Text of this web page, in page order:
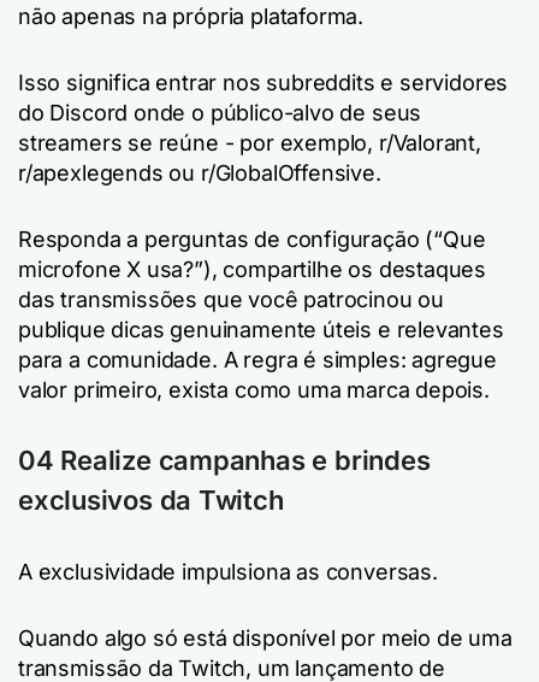
não apenas na própria plataforma.
Isso significa entrar nos subreddits e servidores
do Discord onde o público-alvo de seus
streamers se reúne - por exemplo, r/Valorant,
r/apexlegends ou r/GlobalOffensive.
Responda a perguntas de configuração (“Que
microfone X usa?”), compartilhe os destaques
das transmissões que você patrocinou ou
publique dicas genuinamente úteis e relevantes
para a comunidade. A regra é simples: agregue
valor primeiro, exista como uma marca depois.
04 Realize campanhas e brindes
exclusivos da Twitch
A exclusividade impulsiona as conversas.
Quando algo só está disponível por meio de uma
transmissão da Twitch, um lançamento de